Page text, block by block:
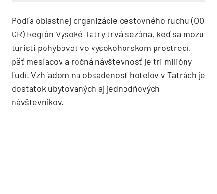
Podľa oblastnej organizácie cestovného ruchu (OO
CR) Región Vysoké Tatry trvá sezóna, keď sa môžu
turisti pohybovať vo vysokohorskom prostredí,
päť mesiacov a ročná návštevnosť je tri milióny
ľudí. Vzhľadom na obsadenosť hotelov v Tatrách je
dostatok ubytovaných aj jednodňových
návštevníkov.